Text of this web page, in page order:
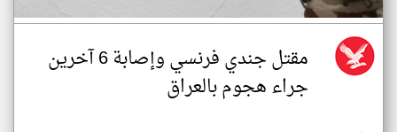
مقتل جندي فرنسي وإصابة 6 آخرين
جراء هجوم بالعراق